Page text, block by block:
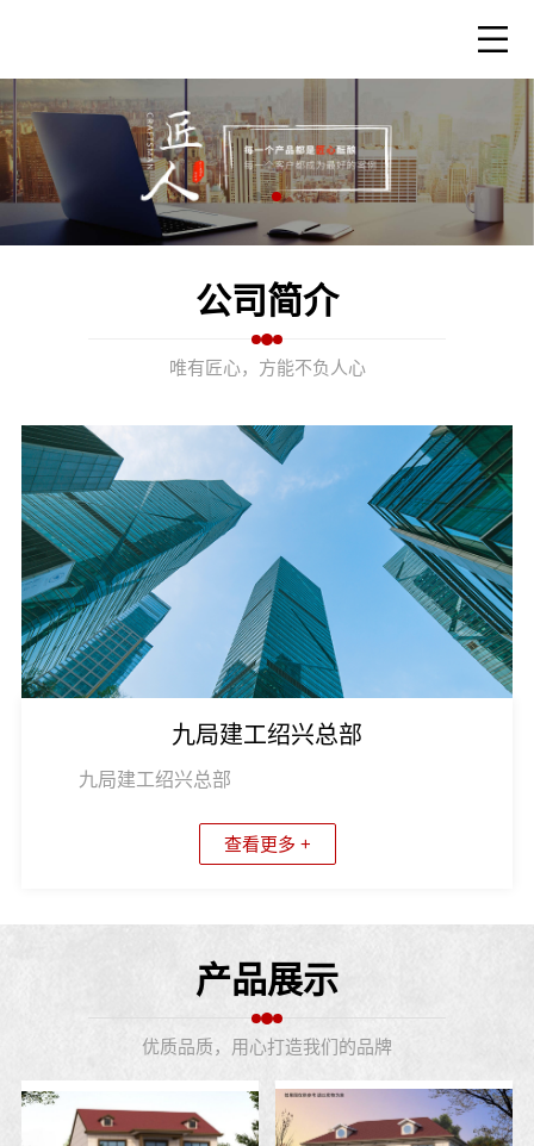
公司简介
唯有匠心，方能不负人心
九局建工绍兴总部
九局建工绍兴总部
查看更多 +
产品展示
优质品质，用心打造我们的品牌